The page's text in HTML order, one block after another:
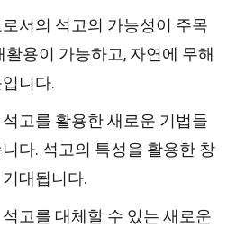
서의 석고의 가능성이 주목
활용이 가능하고, 자연에 무해
니다.
고를 활용한 새로운 기법들
다. 석고의 특성을 활용한 창
대됩니다.
고를 대체할 수 있는 새로운